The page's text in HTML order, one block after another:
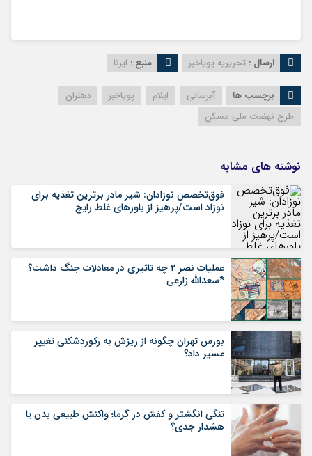
ارسال : تحریریه پویاخبر منبع : ایرنا
برچسب ها آبرسانی ایلام پویاخبر
دهلران
طرح نهضت ملی مسکن
نوشته های مشابه
فوق‌تخصص نوزادان: شیر مادر برترین تغذیه برای
نوزاد است/پرهیز از باورهای غلط رایج
عملیات نصر ۲ چه تاثیری در معادلات جنگ داشت؟
*سعدالله زارعی
بورس تهران چگونه از ریزش به رکوردشکنی تغییر
مسیر داد؟
تنگی انگشتر و کفش در گرما؛ واکنش طبیعی بدن یا
هشدار جدی؟